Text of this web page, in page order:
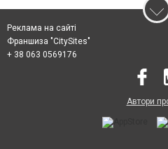
Реклама на сайті
Франшиза "CitySites"
+ 38 063 0569176
Автори